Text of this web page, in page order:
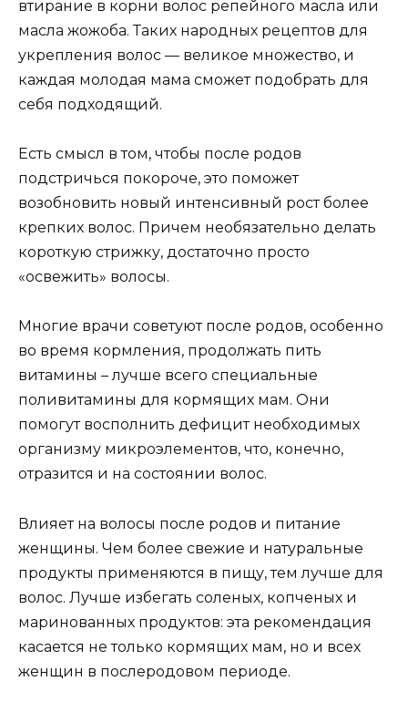
втирание в корни волос репейного масла или
масла жожоба. Таких народных рецептов для
укрепления волос — великое множество, и
каждая молодая мама сможет подобрать для
себя подходящий.
Есть смысл в том, чтобы после родов
подстричься покороче, это поможет
возобновить новый интенсивный рост более
крепких волос. Причем необязательно делать
короткую стрижку, достаточно просто
«освежить» волосы.
Многие врачи советуют после родов, особенно
во время кормления, продолжать пить
витамины – лучше всего специальные
поливитамины для кормящих мам. Они
помогут восполнить дефицит необходимых
организму микроэлементов, что, конечно,
отразится и на состоянии волос.
Влияет на волосы после родов и питание
женщины. Чем более свежие и натуральные
продукты применяются в пищу, тем лучше для
волос. Лучше избегать соленых, копченых и
маринованных продуктов: эта рекомендация
касается не только кормящих мам, но и всех
женщин в послеродовом периоде.